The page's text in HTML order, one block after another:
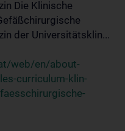
Die Klinische
der Universitätsklin...
web/en/about-
curriculum-klin-